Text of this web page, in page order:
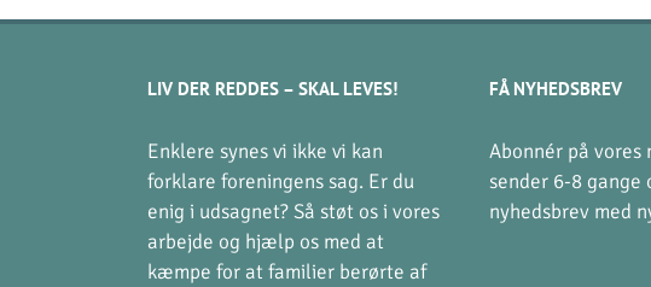
LIV DER REDDES – SKAL LEVES!
Enklere synes vi ikke vi kan
forklare foreningens sag. Er du
enig i udsagnet? Så støt os i vores
arbejde og hjælp os med at
kæmpe for at familier berørte af
FÅ NYHEDSBREV
Abonnér på vores
sender 6-8 gange
nyhedsbrev med